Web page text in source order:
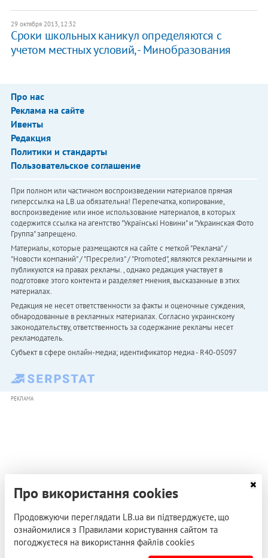
29 октября 2013, 12:32
Сроки школьных каникул определяются с
учетом местных условий, - Минобразования
Про нас
Реклама на сайте
Ивенты
Редакция
Политики и стандарты
Пользовательское соглашение
При полном или частичном воспроизведении материалов прямая
гиперссылка на LB.ua обязательна! Перепечатка, копирование,
воспроизведение или иное использование материалов, в которых
содержится ссылка на агентство "Українськi Новини" и "Украинская Фото
Группа" запрещено.
Материалы, которые размещаются на сайте с меткой "Реклама" /
"Новости компаний" / "Пресрелиз" / "Promoted", являются рекламными и
публикуются на правах рекламы. , однако редакция участвует в
подготовке этого контента и разделяет мнения, высказанные в этих
материалах.
Редакция не несет ответственности за факты и оценочные суждения,
обнародованные в рекламных материалах. Согласно украинскому
законодательству, ответственность за содержание рекламы несет
рекламодатель.
Субъект в сфере онлайн-медиа; идентификатор медиа - R40-05097
РЕКЛАМА
Про використання cookies
Продовжуючи переглядати LB.ua ви підтверджуєте, що
ознайомилися з Правилами користування сайтом та
погоджуєтеся на використання файлів cookies